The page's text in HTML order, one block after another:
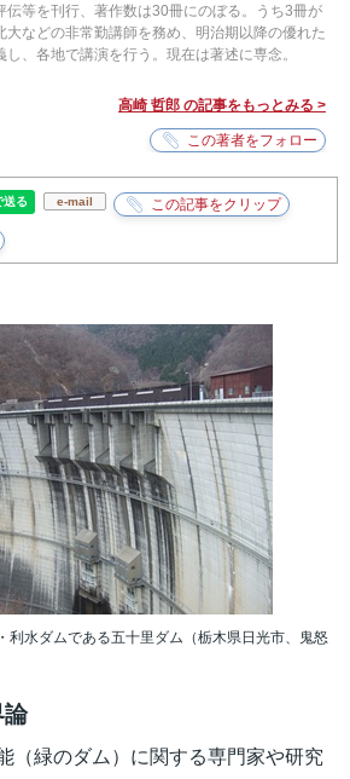
伝等を刊行、著作数は30冊にのぼる。うち3冊が
大などの非常勤講師を務め、明治期以降の優れた
、各地で講演を行う。現在は著述に専念。
高崎 哲郎 の記事をもっとみる >
e-mail
利水ダムである五十里ダム（栃木県日光市、鬼怒
論
（緑のダム）に関する専門家や研究